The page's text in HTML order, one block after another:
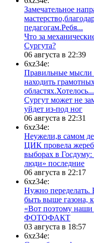
Замечательное
педагогам.Ребя...
​Что за
Сургута?
06 августа в 22:39
6xz34e:
Правильные мысли
находить
областях.Хотелось...
Сургут может не
уйдет из-под ног
06 августа в 22:31
6xz34e:
Неужели,в самом
ЦИК провела
выборах в
люди» последние
06 августа в 22:17
6xz34e:
Нужно переделать.
быть выше газона,
«Вот поэтому
ФОТОФАКТ
03 августа в 18:57
6xz34e: